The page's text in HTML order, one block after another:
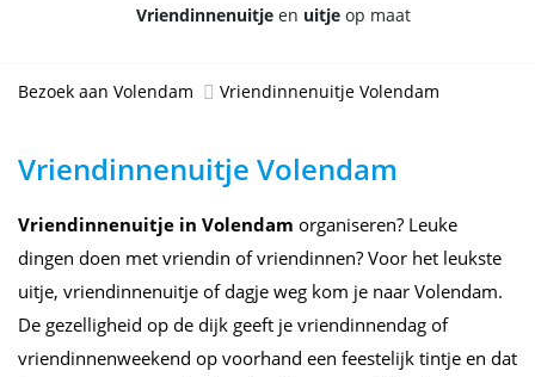
Vriendinnenuitje en uitje op maat
Bezoek aan Volendam Vriendinnenuitje Volendam
Vriendinnenuitje Volendam
Vriendinnenuitje in Volendam organiseren? Leuke
dingen doen met vriendin of vriendinnen? Voor het leukste
uitje, vriendinnenuitje of dagje weg kom je naar Volendam.
De gezelligheid op de dijk geeft je vriendinnendag of
vriendinnenweekend op voorhand een feestelijk tintje en dat